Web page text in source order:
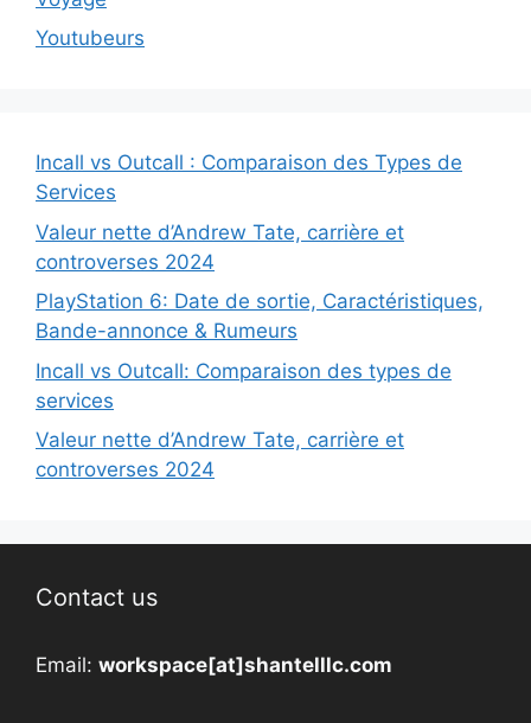
Youtubeurs
Incall vs Outcall : Comparaison des Types de
Services
Valeur nette d’Andrew Tate, carrière et
controverses 2024
PlayStation 6: Date de sortie, Caractéristiques,
Bande-annonce & Rumeurs
Incall vs Outcall: Comparaison des types de
services
Valeur nette d’Andrew Tate, carrière et
controverses 2024
Contact us
Email: workspace[at]shantelllc.com